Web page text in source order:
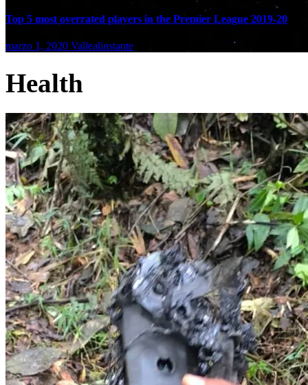
Top 5 most overrated players in the Premier League 2019-20
marzo 1, 2020 Vallealinstante
Health